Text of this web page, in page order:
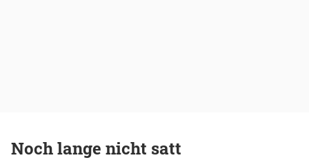
Noch lange nicht satt